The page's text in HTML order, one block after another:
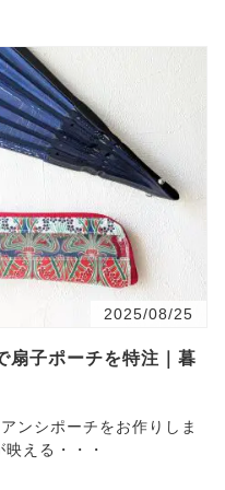
2025/08/25
扇子ポーチを特注｜暮
ンシポーチをお作りしま
える・・・